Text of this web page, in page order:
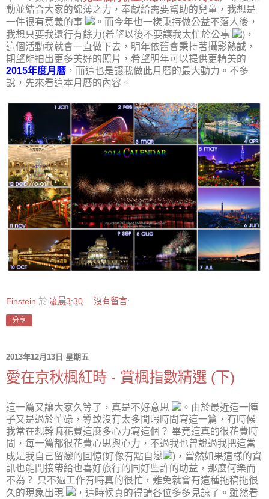
動並結合大家的綿薄之力，奉獻給需要幫助的兒童，我想是
一件很有意義的事
。而今年也一樣秉持做公益不落人後，
我想只要我還行有餘力(希望以後不要讓我太忙於公事
)，
這個活動我就會一直做下去，明年依舊會秉持著攝影熱誠，
期望能拍出更多美好的照片，希望明年可以提供更精美的
2015年度月曆 ，而這也是讓我做此月曆的最大動力。不多
說，先來看這本月曆的內容。
Einstein 於 凌晨3:30 沒有留言:
分享
2013年12月13日 星期五
愛在京秋楓紅時 - 賞楓指數精選 (下)
這一篇又讓大家久等了，真是不好意思
。由於最近這一陣
子又是過於忙碌，導致沒有太多閒暇時間寫這一篇，有時候
我常在想幹嘛花費這麼多心力寫這個？ 畢竟這真的很花費時
間，每一篇都很花費心思與心力，不過我也曾說過我把這當
成是我自己留戀的回憶(好像有點自戀
)，當然如果這樣的資
訊也能間接帶給也喜好旅行的同好些許的助益，那麼何樂而
不為？ 只不過工作有時真的很忙，難免就會有這種拖稿拖很
久的現象出現
，這時候真的得請各位多多見諒了。雖然看